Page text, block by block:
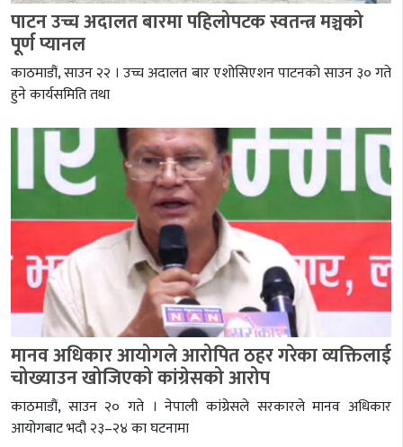
पाटन उच्च अदालत बारमा पहिलोपटक स्वतन्त्र मञ्चको
पूर्ण प्यानल
काठमाडौं, साउन २२ । उच्च अदालत बार एशोसिएशन पाटनको साउन ३० गते
हुने कार्यसमिति तथा
मानव अधिकार आयोगले आरोपित ठहर गरेका व्यक्तिलाई
चोख्याउन खोजिएको कांग्रेसको आरोप
काठमाडौं, साउन २० गते । नेपाली कांग्रेसले सरकारले मानव अधिकार
आयोगबाट भदौ २३–२४ का घटनामा